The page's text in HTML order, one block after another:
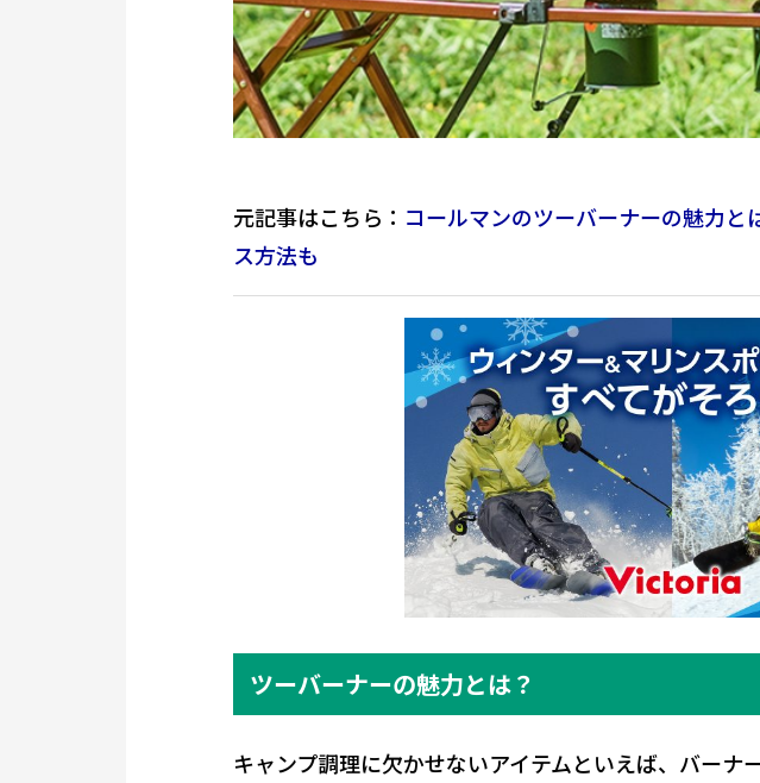
元記事はこちら： コールマンのツーバーナーの魅力
ス方法も
ツーバーナーの魅力とは？
キャンプ調理に欠かせないアイテムといえば、バーナ